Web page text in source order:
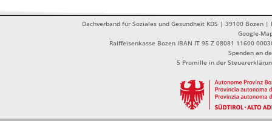
Dachverband für Soziales und Gesundheit KDS | 39100
Google-
Raiffeisenkasse Bozen IBAN IT 95 Z 08081 11600
Spenden an
5 Promille in der